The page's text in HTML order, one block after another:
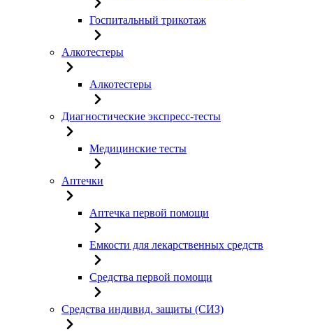
Госпитальный трикотаж
Алкотестеры
Алкотестеры
Диагностические экспресс-тесты
Медицинские тесты
Аптечки
Аптечка первой помощи
Емкости для лекарственных средств
Средства первой помощи
Средства индивид. защиты (СИЗ)